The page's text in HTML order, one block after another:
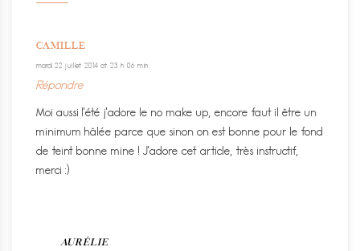
CAMILLE
mardi 22 juillet 2014 at 23 h 06 min
Répondre
Moi aussi l’été j’adore le no make up, encore faut il être un
minimum hâlée parce que sinon on est bonne pour le fond
de teint bonne mine ! J’adore cet article, très instructif,
merci :)
AURÉLIE